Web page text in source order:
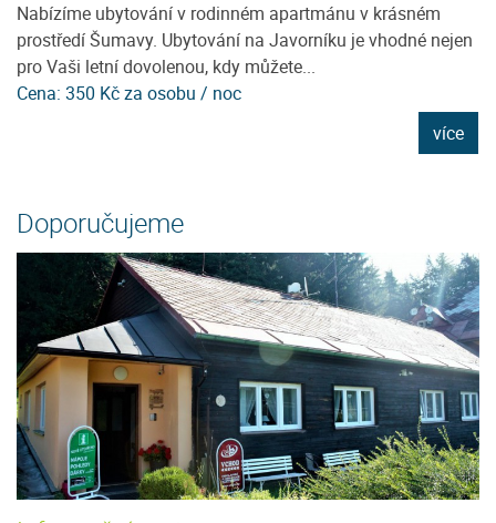
Nabízíme ubytování v rodinném apartmánu v krásném
prostředí Šumavy. Ubytování na Javorníku je vhodné nejen
pro Vaši letní dovolenou, kdy můžete...
Cena: 350 Kč za osobu / noc
více
Doporučujeme